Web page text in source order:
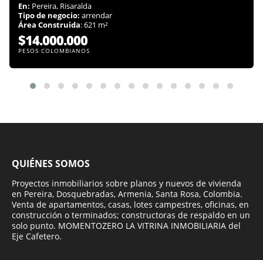
En: Pereira, Risaralda
Tipo de negocio: arrendar
Área Construida: 621 m²
$14.000.000
PESOS COLOMBIANOS
QUIÉNES SOMOS
Proyectos inmobiliarios sobre planos y nuevos de vivienda
en Pereira, Dosquebradas, Armenia, Santa Rosa, Colombia.
Venta de apartamentos, casas, lotes campestres, oficinas, en
construcción o terminados; constructoras de respaldo en un
solo punto. MOMENTOZERO LA VITRINA INMOBILIARIA del
Eje Cafetero.